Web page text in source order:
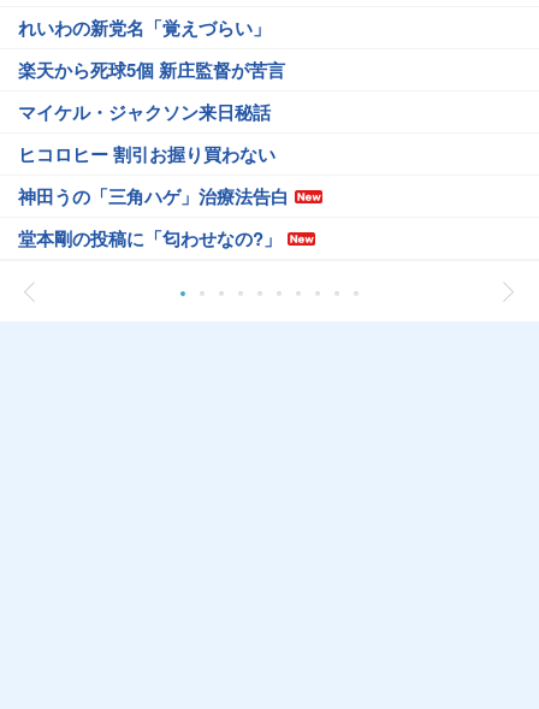
れいわの新党名「覚えづらい」
楽天から死球5個 新庄監督が苦言
マイケル・ジャクソン来日秘話
ヒコロヒー 割引お握り買わない
神田うの「三角ハゲ」治療法告白
堂本剛の投稿に「匂わせなの?」